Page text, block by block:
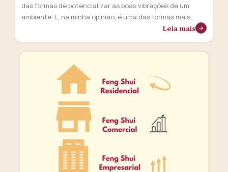
das formas de potencializar as boas vibrações de um
ambiente. E, na minha opinião, é uma das formas mais
incríveis e poderosas! Quem não gosta de trazer um
Leia mais